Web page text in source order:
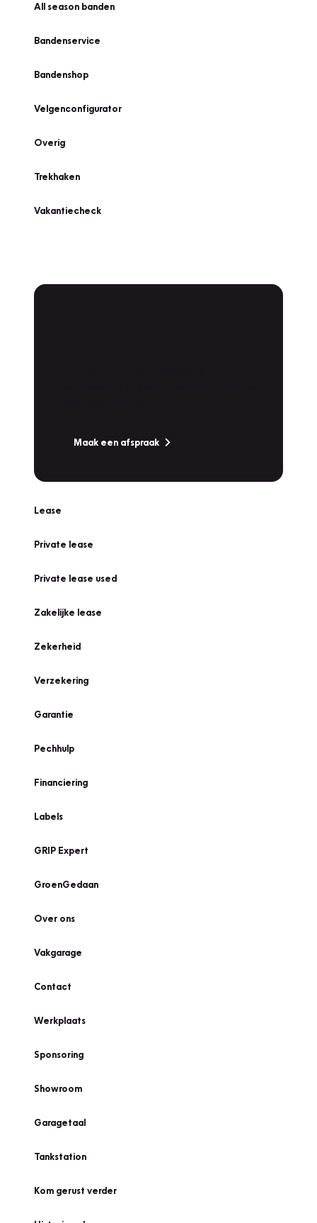
All season banden
Bandenservice
Bandenshop
Velgenconfigurator
Overig
Trekhaken
Vakantiecheck
Maak een afspraak
Lease
Private lease
Private lease used
Zakelijke lease
Zekerheid
Verzekering
Garantie
Pechhulp
Financiering
Labels
GRIP Expert
GroenGedaan
Over ons
Vakgarage
Contact
Werkplaats
Sponsoring
Showroom
Garagetaal
Tankstation
Kom gerust verder